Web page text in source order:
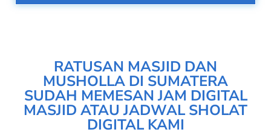
RATUSAN MASJID DAN
MUSHOLLA DI SUMATERA
SUDAH MEMESAN JAM DIGITAL
MASJID ATAU JADWAL SHOLAT
DIGITAL KAMI